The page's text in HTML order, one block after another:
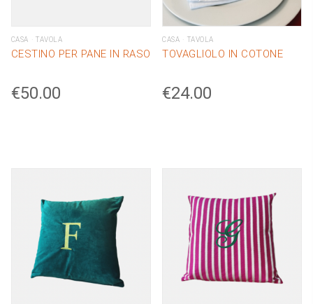
CASA TAVOLA
CESTINO PER PANE IN RASO
€50.00
CASA TAVOLA
TOVAGLIOLO IN COTONE
€24.00